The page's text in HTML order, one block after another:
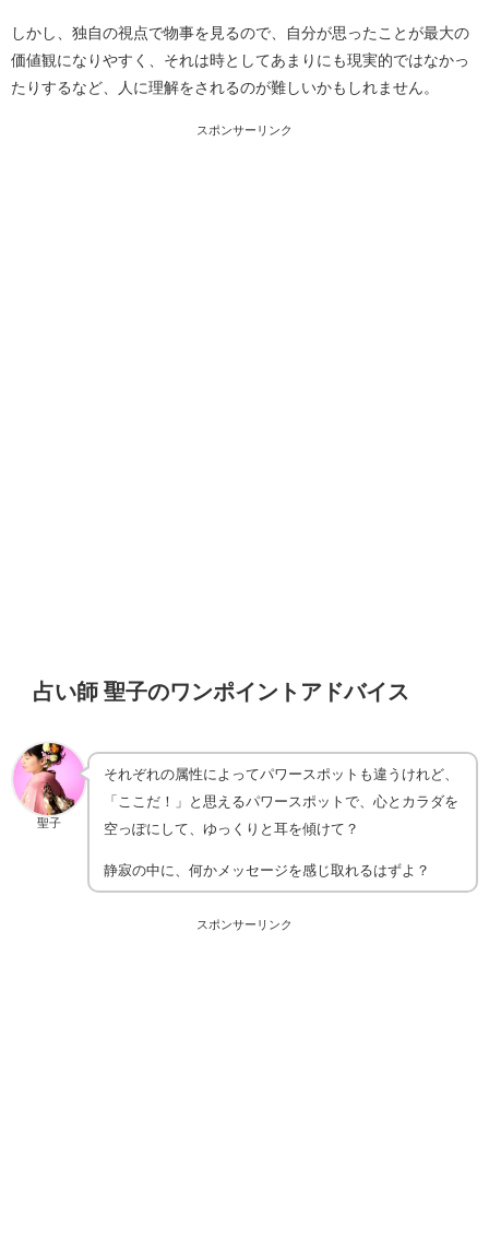
しかし、独自の視点で物事を見るので、自分が思ったことが最大の
価値観になりやすく、それは時としてあまりにも現実的ではなかっ
たりするなど、人に理解をされるのが難しいかもしれません。
スポンサーリンク
占い師 聖子のワンポイントアドバイス
聖子
それぞれの属性によってパワースポットも違うけれど、
「ここだ！」と思えるパワースポットで、心とカラダを
空っぽにして、ゆっくりと耳を傾けて？
静寂の中に、何かメッセージを感じ取れるはずよ？
スポンサーリンク